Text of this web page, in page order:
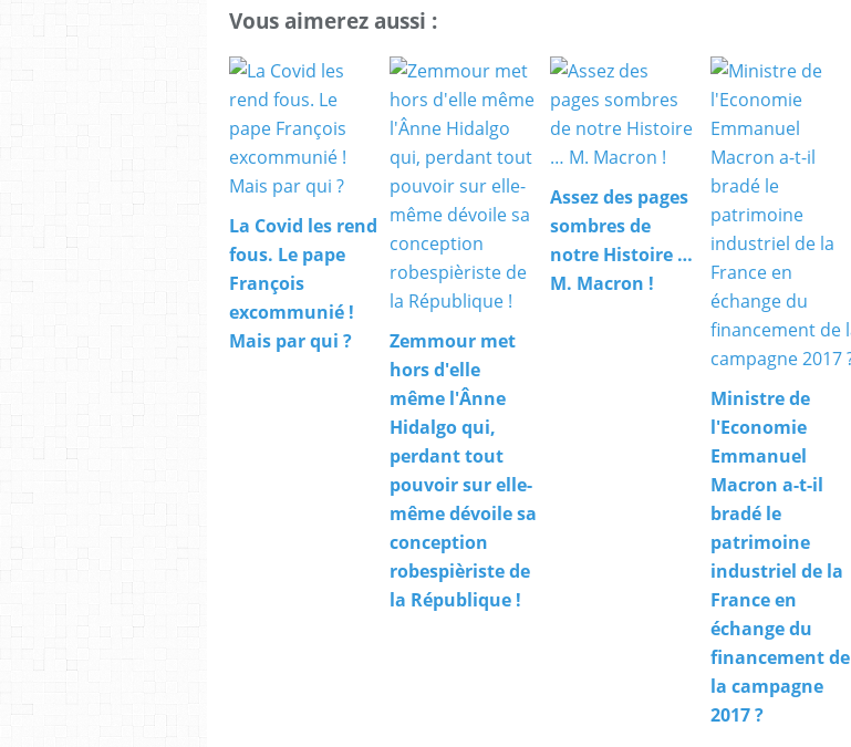
Vous aimerez aussi :
La Covid les rend
fous. Le pape
François
excommunié !
Mais par qui ?
Zemmour met
hors d'elle
même l'Ânne
Hidalgo qui,
perdant tout
pouvoir sur elle-
même dévoile sa
conception
robespièriste de
la République !
Assez des pages
sombres de
notre Histoire …
M. Macron !
Ministre de
l'Economie
Emmanuel
Macron a-t-il
bradé le
patrimoine
industriel de la
France en
échange du
financement de
la campagne
2017 ?